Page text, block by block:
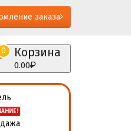
заказа
Корзина
0
0.00